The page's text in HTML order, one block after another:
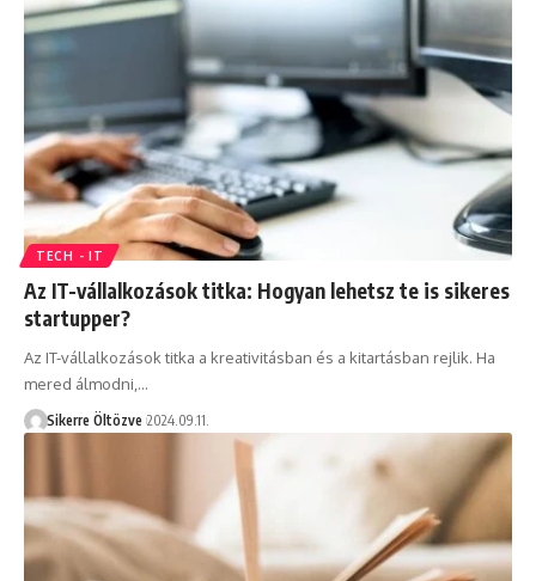
TECH - IT
Az IT-vállalkozások titka: Hogyan lehetsz te is sikeres
startupper?
Az IT-vállalkozások titka a kreativitásban és a kitartásban rejlik. Ha
mered álmodni,…
Sikerre Öltözve 2024.09.11.